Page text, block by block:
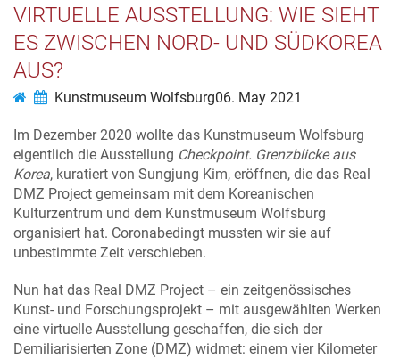
VIRTUELLE AUSSTELLUNG: WIE SIEHT
ES ZWISCHEN NORD- UND SÜDKOREA
AUS?
Kunstmuseum Wolfsburg06. May 2021
Im Dezember 2020 wollte das Kunstmuseum Wolfsburg
eigentlich die Ausstellung Checkpoint. Grenzblicke aus
Korea, kuratiert von Sungjung Kim, eröffnen, die das Real
DMZ Project gemeinsam mit dem Koreanischen
Kulturzentrum und dem Kunstmuseum Wolfsburg
organisiert hat. Coronabedingt mussten wir sie auf
unbestimmte Zeit verschieben.
Nun hat das Real DMZ Project – ein zeitgenössisches
Kunst- und Forschungsprojekt – mit ausgewählten Werken
eine virtuelle Ausstellung geschaffen, die sich der
Demiliarisierten Zone (DMZ) widmet: einem vier Kilometer